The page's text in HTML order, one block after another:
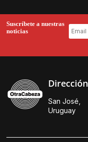
Suscríbete a nuestras
noticias
Dirección
San José,
Uruguay